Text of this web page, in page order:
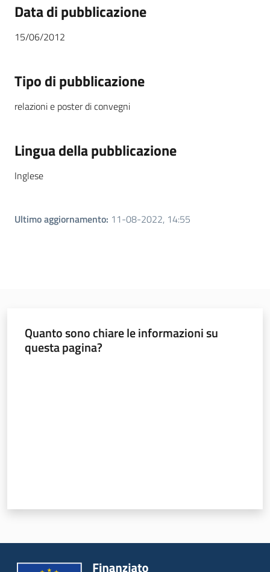
Data di pubblicazione
15/06/2012
Tipo di pubblicazione
relazioni e poster di convegni
Lingua della pubblicazione
Inglese
Ultimo aggiornamento: 11-08-2022, 14:55
Quanto sono chiare le informazioni su
questa pagina?